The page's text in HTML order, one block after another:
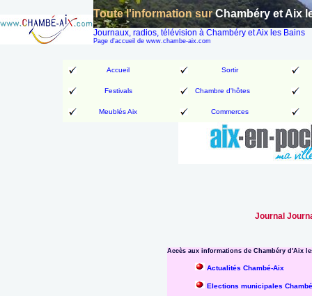
Toute l'information surChambéry et Aix
Journaux, radios, télévision à Chambéry et Aix les Bains
Page d'accueil de www.chambe-aix.com
Accueil Sortir
Festivals Chambre d'hôtes
Meublés Aix Commerces
Journal
Accès aux informations de Chambéry d'Aix
Actualités Chambé-Aix
Elections municipales